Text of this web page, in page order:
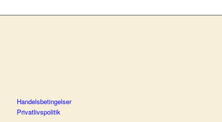
Handelsbetingelser
Privatlivspolitik